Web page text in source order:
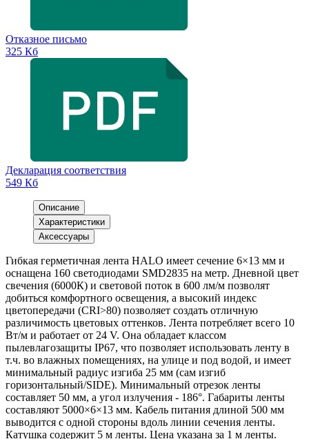
Отказное письмо
325 Кб
Декларация соответствия
549 Кб
Описание
Характеристики
Аксессуары
Гибкая герметичная лента HALO имеет сечение 6×13 мм и
оснащена 160 светодиодами SMD2835 на метр. Дневной цвет
свечения (6000К) и световой поток в 600 лм/м позволят
добиться комфортного освещения, а высокий индекс
цветопередачи (CRI>80) позволяет создать отличную
различимость цветовых оттенков. Лента потребляет всего 10
Вт/м и работает от 24 V. Она обладает классом
пылевлагозащиты IP67, что позволяет использовать ленту в
т.ч. во влажных помещениях, на улице и под водой, и имеет
минимальный радиус изгиба 25 мм (сам изгиб
горизонтальный/SIDE). Минимальный отрезок ленты
составляет 50 мм, а угол излучения - 186°. Габариты ленты
составляют 5000×6×13 мм. Кабель питания длиной 500 мм
выводится с одной стороны вдоль линии сечения ленты.
Катушка содержит 5 м ленты. Цена указана за 1 м ленты.